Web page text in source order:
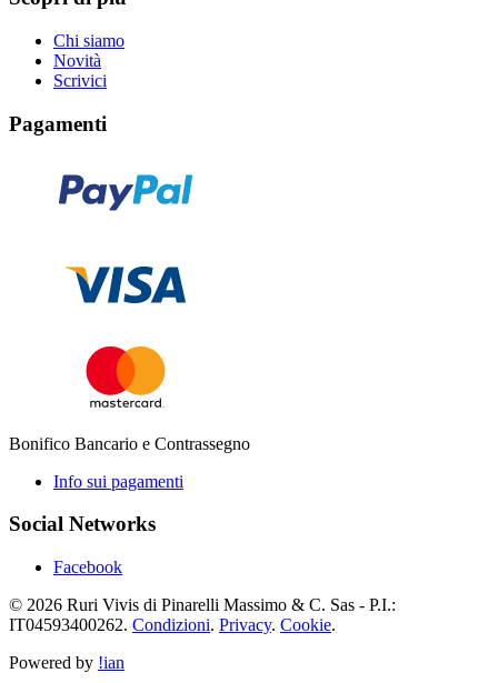
Chi siamo
Novità
Scrivici
Pagamenti
Bonifico Bancario e Contrassegno
Info sui pagamenti
Social Networks
Facebook
© 2026 Ruri Vivis di Pinarelli Massimo & C. Sas - P.I.:
IT04593400262. Condizioni. Privacy. Cookie.
Powered by !ian